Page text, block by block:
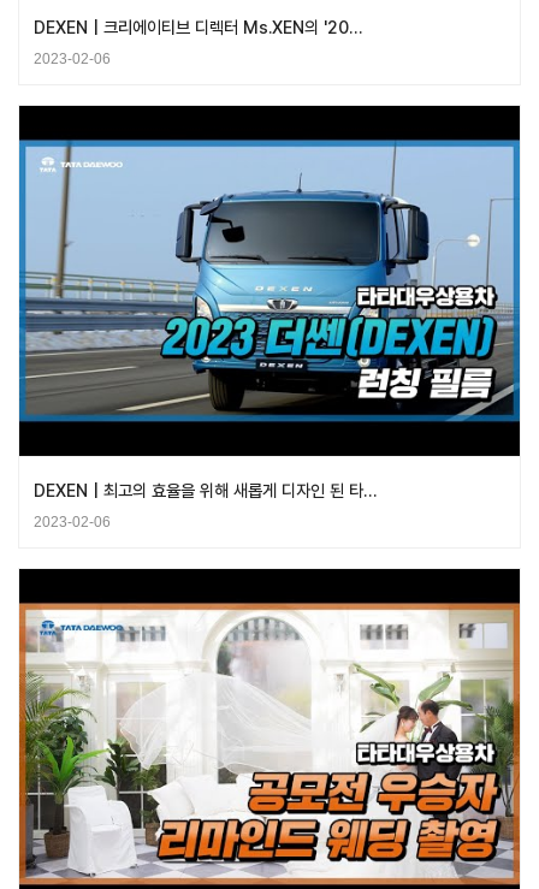
DEXEN | 크리에이티브 디렉터 Ms.XEN의 '20…
2023-02-06
DEXEN | 최고의 효율을 위해 새롭게 디자인 된 타…
2023-02-06